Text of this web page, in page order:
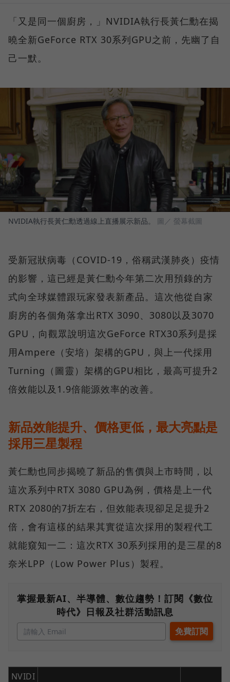
「又是同一個廚房，」NVIDIA執行長黃仁勳在揭
曉全新GeForce RTX 30系列GPU之前，先幽了自
己一默。
NVIDIA執行長黃仁勳透過線上直播展示新品。 圖／ 螢幕截圖
受新冠狀病毒（COVID-19，俗稱武漢肺炎）疫情
的影響，這已經是黃仁勳今年第二次用預錄的方
式向全球媒體跟玩家發表新產品。這次他從自家
廚房的各個角落拿出RTX 3090、3080以及3070
GPU，向觀眾說明這次GeForce RTX30系列是採
用Ampere（安培）架構的GPU，與上一代採用
Turning（圖靈）架構的GPU相比，最高可提升2
倍效能以及1.9倍能源效率的改善。
新品效能提升、價格更低，最大亮點是
採用三星製程
黃仁勳也同步揭曉了新品的售價與上市時間，以
這次系列中RTX 3080 GPU為例，價格是上一代
RTX 2080的7折左右，但效能表現卻足足提升2
倍，會有這樣的結果其實從這次採用的製程代工
就能窺知一二：這次RTX 30系列採用的是三星的8
奈米LPP（Low Power Plus）製程。
掌握最新AI、半導體、數位趨勢！訂閱《數位
時代》日報及社群活動訊息
NVIDI